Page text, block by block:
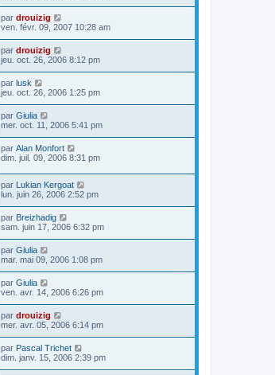
par drouizig
ven. févr. 09, 2007 10:28 am
par drouizig
jeu. oct. 26, 2006 8:12 pm
par lusk
jeu. oct. 26, 2006 1:25 pm
par Giulia
mer. oct. 11, 2006 5:41 pm
par Alan Monfort
dim. juil. 09, 2006 8:31 pm
par Lukian Kergoat
lun. juin 26, 2006 2:52 pm
par Breizhadig
sam. juin 17, 2006 6:32 pm
par Giulia
mar. mai 09, 2006 1:08 pm
par Giulia
ven. avr. 14, 2006 6:26 pm
par drouizig
mer. avr. 05, 2006 6:14 pm
par Pascal Trichet
dim. janv. 15, 2006 2:39 pm